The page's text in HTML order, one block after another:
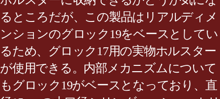
るところだが、この製品はリアルディメ
ンションのグロック19をベースとしてい
るため、グロック17用の実物ホルスター
が使用できる。内部メカニズムについて
もグロック19がベースとなっており、直